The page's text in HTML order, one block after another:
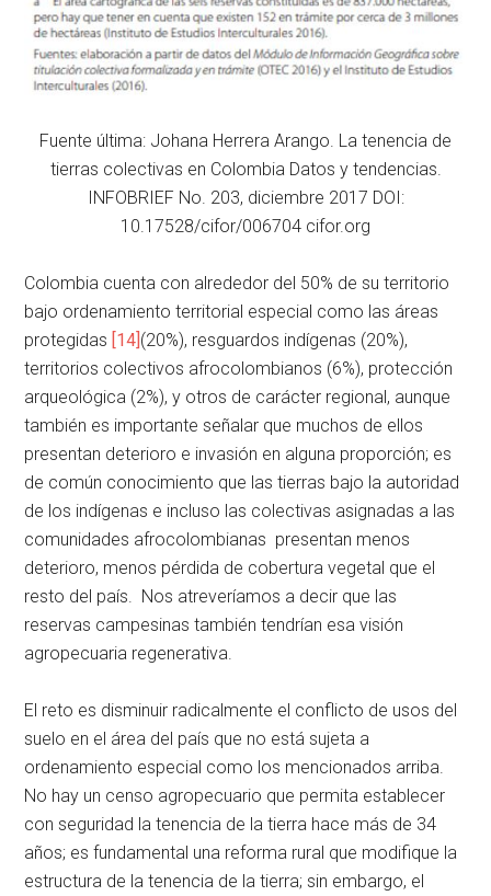
Fuente última: Johana Herrera Arango. La tenencia de
tierras colectivas en Colombia Datos y tendencias.
INFOBRIEF No. 203, diciembre 2017 DOI:
10.17528/cifor/006704 cifor.org
Colombia cuenta con alrededor del 50% de su territorio
bajo ordenamiento territorial especial como las áreas
protegidas [14] (20%), resguardos indígenas (20%),
territorios colectivos afrocolombianos (6%), protección
arqueológica (2%), y otros de carácter regional, aunque
también es importante señalar que muchos de ellos
presentan deterioro e invasión en alguna proporción; es
de común conocimiento que las tierras bajo la autoridad
de los indígenas e incluso las colectivas asignadas a las
comunidades afrocolombianas presentan menos
deterioro, menos pérdida de cobertura vegetal que el
resto del país. Nos atreveríamos a decir que las
reservas campesinas también tendrían esa visión
agropecuaria regenerativa.
El reto es disminuir radicalmente el conflicto de usos del
suelo en el área del país que no está sujeta a
ordenamiento especial como los mencionados arriba.
No hay un censo agropecuario que permita establecer
con seguridad la tenencia de la tierra hace más de 34
años; es fundamental una reforma rural que modifique la
estructura de la tenencia de la tierra; sin embargo, el